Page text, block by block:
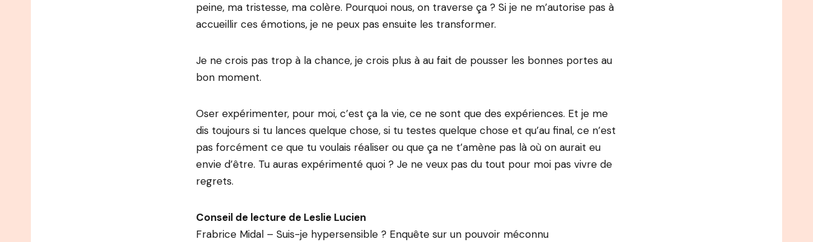
peine, ma tristesse, ma colère. Pourquoi nous, on traverse ça ? Si je ne m’autorise pas à
accueillir ces émotions, je ne peux pas ensuite les transformer.
Je ne crois pas trop à la chance, je crois plus à au fait de pousser les bonnes portes au
bon moment.
Oser expérimenter, pour moi, c’est ça la vie, ce ne sont que des expériences. Et je me
dis toujours si tu lances quelque chose, si tu testes quelque chose et qu’au final, ce n’est
pas forcément ce que tu voulais réaliser ou que ça ne t’amène pas là où on aurait eu
envie d’être. Tu auras expérimenté quoi ? Je ne veux pas du tout pour moi pas vivre de
regrets.
Conseil de lecture de Leslie Lucien
Frabrice Midal – Suis-je hypersensible ? Enquête sur un pouvoir méconnu